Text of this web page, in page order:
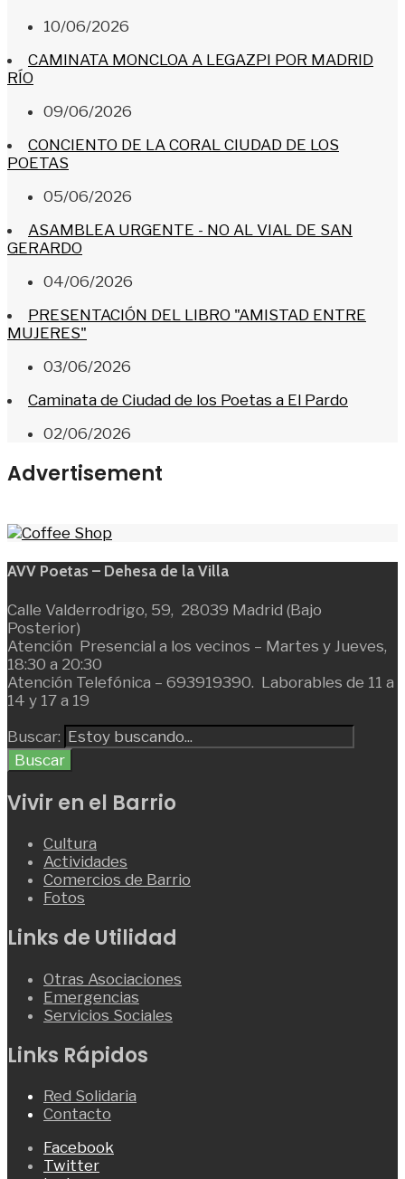
10/06/2026
CAMINATA MONCLOA A LEGAZPI POR MADRID
RÍO
09/06/2026
CONCIENTO DE LA CORAL CIUDAD DE LOS
POETAS
05/06/2026
ASAMBLEA URGENTE - NO AL VIAL DE SAN
GERARDO
04/06/2026
PRESENTACIÓN DEL LIBRO "AMISTAD ENTRE
MUJERES"
03/06/2026
Caminata de Ciudad de los Poetas a El Pardo
02/06/2026
Advertisement
AVV Poetas – Dehesa de la Villa
Calle Valderrodrigo, 59, 28039 Madrid (Bajo
Posterior)
Atención Presencial a los vecinos – Martes y Jueves,
18:30 a 20:30
Atención Telefónica – 693919390. Laborables de 11 a
14 y 17 a 19
Buscar:
Buscar
Vivir en el Barrio
Cultura
Actividades
Comercios de Barrio
Fotos
Links de Utilidad
Otras Asociaciones
Emergencias
Servicios Sociales
Links Rápidos
Red Solidaria
Contacto
Facebook
Twitter